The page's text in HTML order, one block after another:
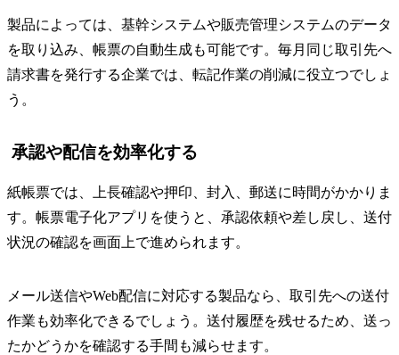
製品によっては、基幹システムや販売管理システムのデータ
を取り込み、帳票の自動生成も可能です。毎月同じ取引先へ
請求書を発行する企業では、転記作業の削減に役立つでしょ
う。
承認や配信を効率化する
紙帳票では、上長確認や押印、封入、郵送に時間がかかりま
す。帳票電子化アプリを使うと、承認依頼や差し戻し、送付
状況の確認を画面上で進められます。
メール送信やWeb配信に対応する製品なら、取引先への送付
作業も効率化できるでしょう。送付履歴を残せるため、送っ
たかどうかを確認する手間も減らせます。